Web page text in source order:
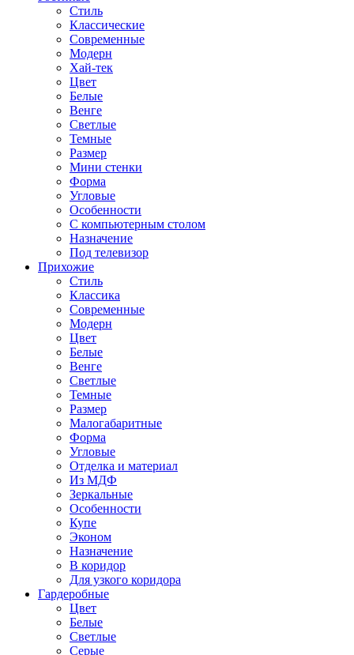
Стиль
Классические
Современные
Модерн
Хай-тек
Цвет
Белые
Венге
Светлые
Темные
Размер
Мини стенки
Форма
Угловые
Особенности
С компьютерным столом
Назначение
Под телевизор
Прихожие
Стиль
Классика
Современные
Модерн
Цвет
Белые
Венге
Светлые
Темные
Размер
Малогабаритные
Форма
Угловые
Отделка и материал
Из МДФ
Зеркальные
Особенности
Купе
Эконом
Назначение
В коридор
Для узкого коридора
Гардеробные
Цвет
Белые
Светлые
Серые